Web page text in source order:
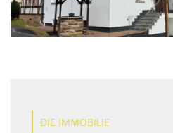
DIE IMMOBILIE